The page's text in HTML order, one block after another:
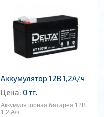
Аккумулятор 12В 1,2А/ч
Цена: 0 тг.
Аккумуляторная батарея 12В
1,2 А/ч.